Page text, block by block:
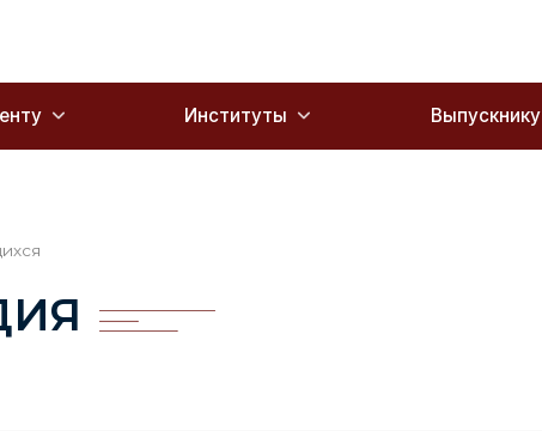
Институты Выпускнику